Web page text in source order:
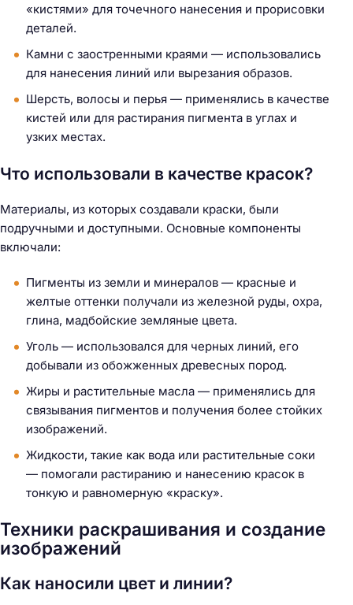
«кистями» для точечного нанесения и прорисовки
деталей.
Камни с заостренными краями — использовались
для нанесения линий или вырезания образов.
Шерсть, волосы и перья — применялись в качестве
кистей или для растирания пигмента в углах и
узких местах.
Что использовали в качестве красок?
Материалы, из которых создавали краски, были
подручными и доступными. Основные компоненты
включали:
Пигменты из земли и минералов — красные и
желтые оттенки получали из железной руды, охра,
глина, мадбойские земляные цвета.
Уголь — использовался для черных линий, его
добывали из обожженных древесных пород.
Жиры и растительные масла — применялись для
связывания пигментов и получения более стойких
изображений.
Жидкости, такие как вода или растительные соки
— помогали растиранию и нанесению красок в
тонкую и равномерную «краску».
Техники раскрашивания и создание
изображений
Как наносили цвет и линии?